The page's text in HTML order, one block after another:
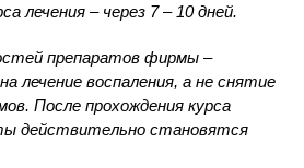
лечения – через 7 – 10 дней.
препаратов фирмы –
лечение воспаления, а не снятие
После прохождения курса
действительно становятся